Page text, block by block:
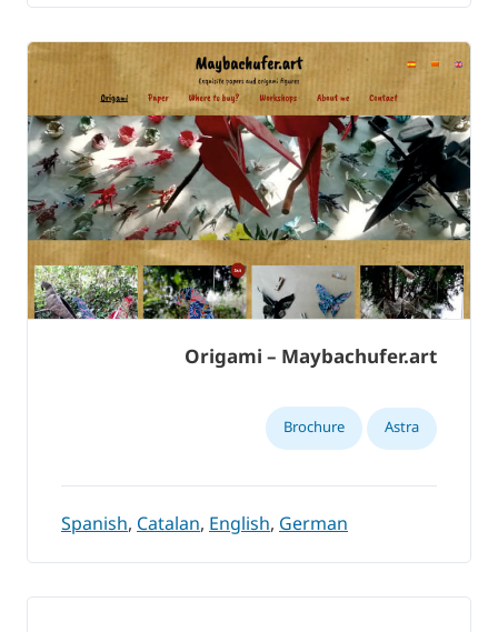
Origami – Maybachufer.art
Astra
Brochure
Spanish,Catalan,English,German